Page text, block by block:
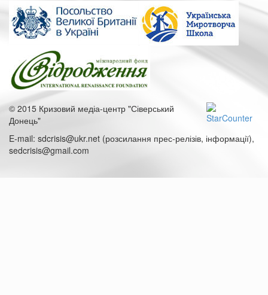
© 2015 Кризовий медіа-центр "Сіверський
Донець"
E-mail: sdcrisis@ukr.net (розсилання прес-релізів, інформації),
sedcrisis@gmail.com